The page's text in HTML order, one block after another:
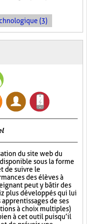
(3)
du site web du
sous la forme
de suivre le
des élèves à
peut y bâtir des
plus développés qui lui
de ses
à choix multiples)
à cet outil puisqu’il